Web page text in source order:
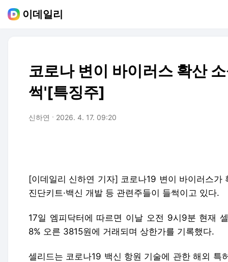
이데일리
코로나 변이 바이러스 확산
썩'[특징주]
신하연 2026. 4. 17. 09:20
[이데일리 신하연 기자] 코로나19 변이 바이러스
진단키트·백신 개발 등 관련주들이 들썩이고 있다.
17일 엠피닥터에 따르면 이날 오전 9시9분 현재
8% 오른 3815원에 거래되며 상한가를 기록했다.
셀리드는 코로나19 백신 항원 기술에 관한 해외 특